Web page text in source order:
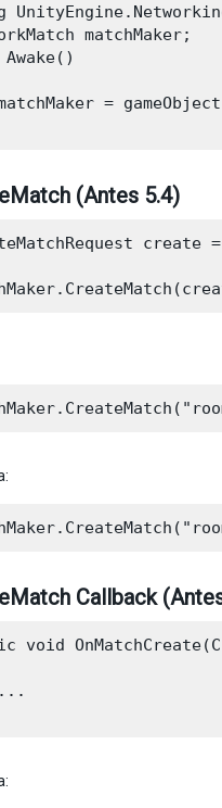
matchMaker;
=
(Antes 5.4)
create
Callback
void